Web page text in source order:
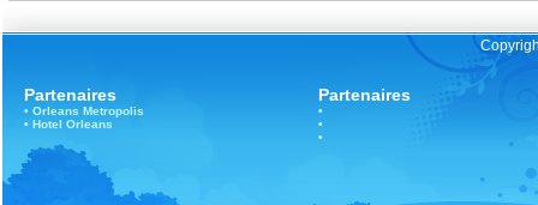
Partenaires
• Orleans Metropolis
• Hotel Orleans
Partenaires
•
•
•